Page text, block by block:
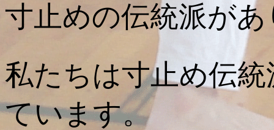
寸止めの伝統派が
私たちは寸止め伝
ています。